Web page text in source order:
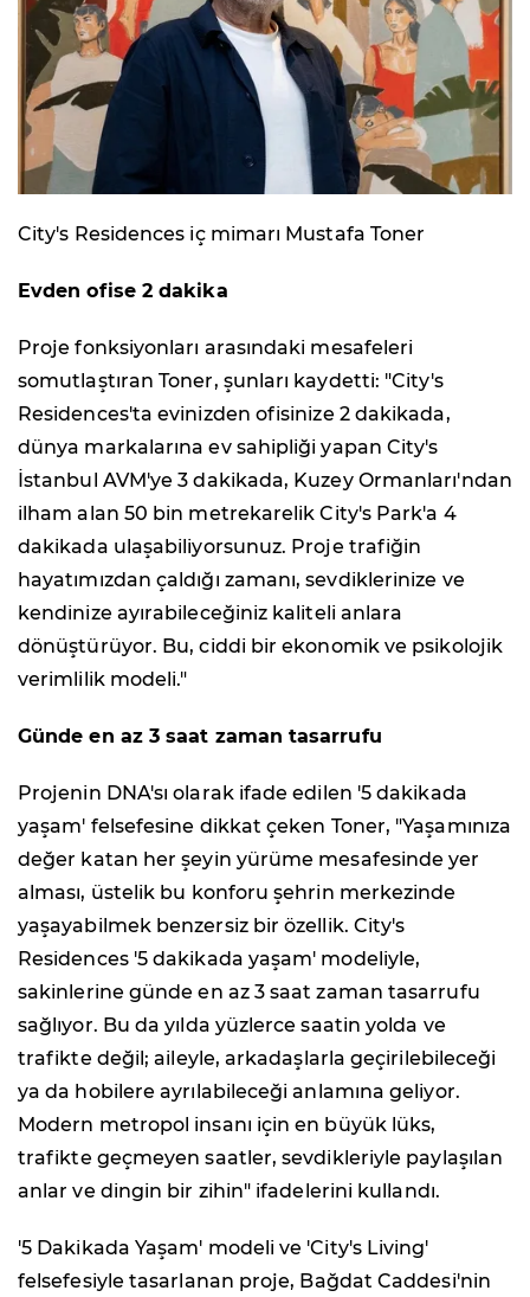
City's Residences iç mimarı Mustafa Toner
Evden ofise 2 dakika
Proje fonksiyonları arasındaki mesafeleri
somutlaştıran Toner, şunları kaydetti: "City's
Residences'ta evinizden ofisinize 2 dakikada,
dünya markalarına ev sahipliği yapan City's
İstanbul AVM'ye 3 dakikada, Kuzey Ormanları'ndan
ilham alan 50 bin metrekarelik City's Park'a 4
dakikada ulaşabiliyorsunuz. Proje trafiğin
hayatımızdan çaldığı zamanı, sevdiklerinize ve
kendinize ayırabileceğiniz kaliteli anlara
dönüştürüyor. Bu, ciddi bir ekonomik ve psikolojik
verimlilik modeli."
Günde en az 3 saat zaman tasarrufu
Projenin DNA'sı olarak ifade edilen '5 dakikada
yaşam' felsefesine dikkat çeken Toner, "Yaşamınıza
değer katan her şeyin yürüme mesafesinde yer
alması, üstelik bu konforu şehrin merkezinde
yaşayabilmek benzersiz bir özellik. City's
Residences '5 dakikada yaşam' modeliyle,
sakinlerine günde en az 3 saat zaman tasarrufu
sağlıyor. Bu da yılda yüzlerce saatin yolda ve
trafikte değil; aileyle, arkadaşlarla geçirilebileceği
ya da hobilere ayrılabileceği anlamına geliyor.
Modern metropol insanı için en büyük lüks,
trafikte geçmeyen saatler, sevdikleriyle paylaşılan
anlar ve dingin bir zihin" ifadelerini kullandı.
'5 Dakikada Yaşam' modeli ve 'City's Living'
felsefesiyle tasarlanan proje, Bağdat Caddesi'nin